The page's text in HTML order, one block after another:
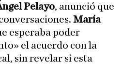
Pelayo, anunció que
María
esperaba poder
el acuerdo con la
sin revelar si esta